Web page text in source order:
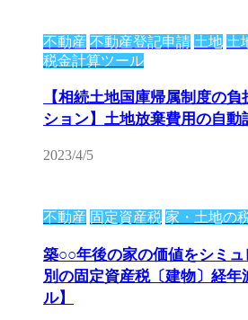
不動産 不動産登記申請 土地 土
税金計算ツール
【相続土地国庫帰属制度の
ション】土地放棄費用の自動
2023/4/5
不動産 固定資産税 家・土地の
築○○年後の家の価値をシミ
別の固定資産税〔建物〕経年
ル】